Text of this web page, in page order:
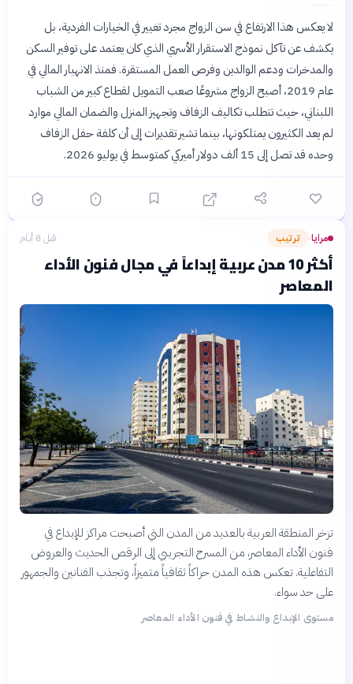
لا يعكس هذا الارتفاع في سن الزواج مجرد تغيير في الخيارات الفردية، بل
يكشف عن تآكل نموذج الاستقرار الأسري الذي كان يعتمد على توفير السكن
والمدخرات ودعم الوالدين وفرص العمل المستقرة. فمنذ الانهيار المالي في
عام 2019، أصبح الزواج مشروعًا صعب التمويل لقطاع كبير من الشباب
اللبناني، حيث تتطلب تكاليف الزفاف وتجهيز المنزل والضمان المالي موارد
لم يعد الكثيرون يمتلكونها، بينما تشير تقديرات إلى أن كلفة حفل الزفاف
وحده قد تصل إلى 15 ألف دولار أميركي كمتوسط في يوليو 2026.
مرايا› ترتيب قبل 8 أيام
أكثر 10 مدن عربية إبداعاً في مجال فنون الأداء
المعاصر
تزخر المنطقة العربية بالعديد من المدن التي أصبحت مراكز للإبداع في
فنون الأداء المعاصر، من المسرح التجريبي إلى الرقص الحديث والعروض
التفاعلية. تعكس هذه المدن حراكاً ثقافياً متميزاً، وتجذب الفنانين والجمهور
على حد سواء.
مستوى الإبداع والنشاط في فنون الأداء المعاصر